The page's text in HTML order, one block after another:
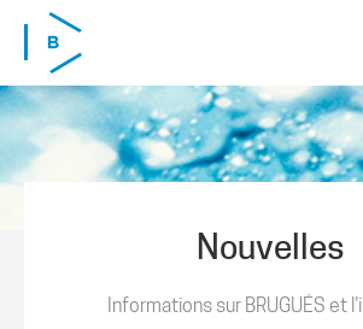
Skip to main content
Nouvelles
Informations sur BRUGUÉS et